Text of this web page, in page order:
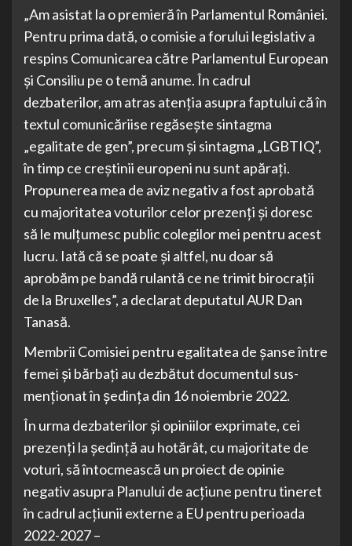
„Am asistat la o premieră în Parlamentul României.
Pentru prima dată, o comisie a forului legislativ a
respins Comunicarea către Parlamentul European
și Consiliu pe o temă anume. În cadrul
dezbaterilor, am atras atenția asupra faptului că în
textul comunicăriise regăsește sintagma
„egalitate de gen”, precum și sintagma „LGBTIQ”,
în timp ce creștinii europeni nu sunt apărați.
Propunerea mea de aviz negativ a fost aprobată
cu majoritatea voturilor celor prezenți și doresc
să le mulțumesc public colegilor mei pentru acest
lucru. Iată că se poate și altfel, nu doar să
aprobăm pe bandă rulantă ce ne trimit birocrații
de la Bruxelles”, a declarat deputatul AUR Dan
Tanasă.
Membrii Comisiei pentru egalitatea de șanse între
femei și bărbați au dezbătut documentul sus-
menţionat în şedinţa din 16 noiembrie 2022.
În urma dezbaterilor şi opiniilor exprimate, cei
prezenţi la şedinţă au hotărât, cu majoritate de
voturi, să întocmească un proiect de opinie
negativ asupra Planului de acțiune pentru tineret
în cadrul acțiunii externe a EU pentru perioada
2022-2027 –